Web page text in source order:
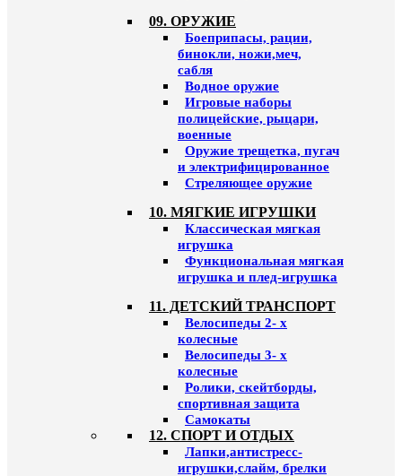
09. ОРУЖИЕ
Боеприпасы, рации,
бинокли, ножи,меч,
сабля
Водное оружие
Игровые наборы
полицейские, рыцари,
военные
Оружие трещетка, пугач
и электрифицированное
Стреляющее оружие
10. МЯГКИЕ ИГРУШКИ
Классическая мягкая
игрушка
Функциональная мягкая
игрушка и плед-игрушка
11. ДЕТСКИЙ ТРАНСПОРТ
Велосипеды 2- х
колесные
Велосипеды 3- х
колесные
Ролики, скейтборды,
спортивная защита
Самокаты
12. СПОРТ И ОТДЫХ
Лапки,антистресс-
игрушки,слайм, брелки